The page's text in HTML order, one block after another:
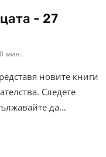
- 27
мин.
новите книги
Следете
да…